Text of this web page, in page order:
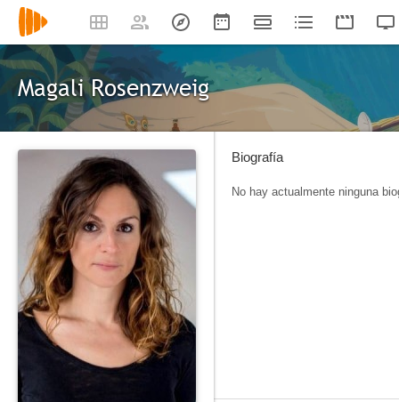
Magali Rosenzweig
Biografía
No hay actualmente ninguna